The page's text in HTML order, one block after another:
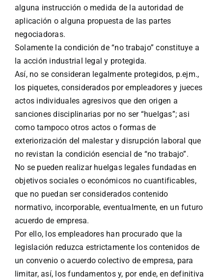
alguna instrucción o medida de la autoridad de
aplicación o alguna propuesta de las partes
negociadoras.
Solamente la condición de “no trabajo” constituye a
la acción industrial legal y protegida.
Así, no se consideran legalmente protegidos, p.ejm.,
los piquetes, considerados por empleadores y jueces
actos individuales agresivos que den origen a
sanciones disciplinarias por no ser “huelgas”; asi
como tampoco otros actos o formas de
exteriorización del malestar y disrupción laboral que
no revistan la condición esencial de “no trabajo”.
No se pueden realizar huelgas legales fundadas en
objetivos sociales o económicos no cuantificables,
que no puedan ser considerados contenido
normativo, incorporable, eventualmente, en un futuro
acuerdo de empresa.
Por ello, los empleadores han procurado que la
legislación reduzca estrictamente los contenidos de
un convenio o acuerdo colectivo de empresa, para
limitar, así, los fundamentos y, por ende, en definitiva